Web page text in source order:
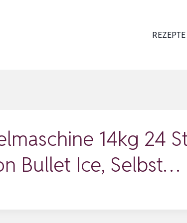
REZEPTE
14kg 24
Bullet Ice, Selbst…